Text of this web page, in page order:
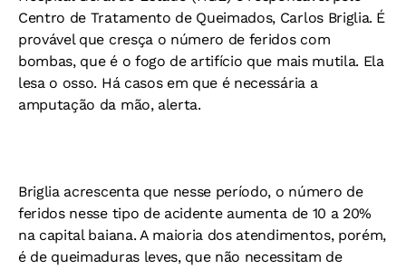
Centro de Tratamento de Queimados, Carlos Briglia. É
provável que cresça o número de feridos com
bombas, que é o fogo de artifício que mais mutila. Ela
lesa o osso. Há casos em que é necessária a
amputação da mão, alerta.
Briglia acrescenta que nesse período, o número de
feridos nesse tipo de acidente aumenta de 10 a 20%
na capital baiana. A maioria dos atendimentos, porém,
é de queimaduras leves, que não necessitam de